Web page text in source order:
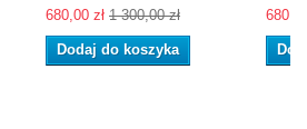
680,00 zł 1 300,00 zł
Dodaj do koszyka